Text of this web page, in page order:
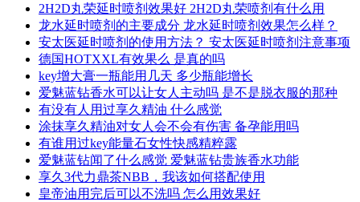
2H2D丸荣延时喷剂效果好 2H2D丸荣喷剂有什么用
龙水延时喷剂的主要成分 龙水延时喷剂效果怎么样？
安太医延时喷剂的使用方法？ 安太医延时喷剂注意事项
德国HOTXXL有效果么 是真的吗
key增大膏一瓶能用几天 多少瓶能增长
爱魅蓝钻香水可以让女人主动吗 是不是脱衣服的那种
有没有人用过享久精油 什么感觉
涂抹享久精油对女人会不会有伤害 备孕能用吗
有谁用过key能量石女性快感精粹露
爱魅蓝钻闻了什么感觉 爱魅蓝钻贵族香水功能
享久3代力鼎茶NBB，我该如何搭配使用
皇帝油用完后可以不洗吗 怎么用效果好